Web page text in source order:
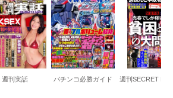
週刊実話 パチンコ必勝ガイド 週刊SECRET